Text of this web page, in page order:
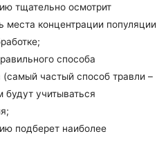
тщательно осмотрит
концентрации популяции
способа
частый способ травли –
учитываться
подберет наиболее